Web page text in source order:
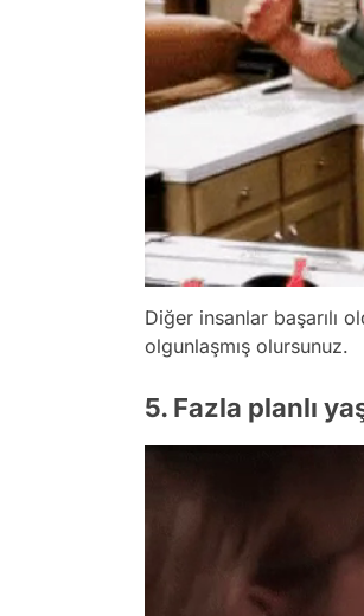
Diğer insanlar başarılı
olgunlaşmış olursunuz.
5. Fazla planlı